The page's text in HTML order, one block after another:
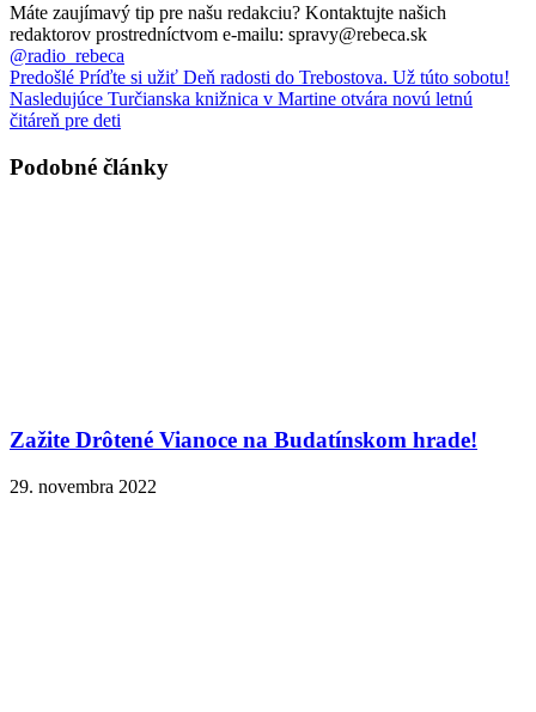
Máte zaujímavý tip pre našu redakciu? Kontaktujte našich
redaktorov prostredníctvom e-mailu: spravy@rebeca.sk
@radio_rebeca
Predošlé Príďte si užiť Deň radosti do Trebostova. Už túto sobotu!
Nasledujúce Turčianska knižnica v Martine otvára novú letnú
čitáreň pre deti
Podobné články
Zažite Drôtené Vianoce na Budatínskom hrade!
29. novembra 2022